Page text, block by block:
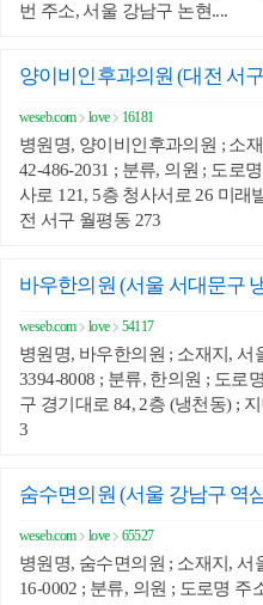
번 주소, 서울 강남구 논현....
양이비인후과의원 (대전 서
weseb.com love 16181
병원명, 양이비인후과의원 ; 소
42-486-2031 ; 분류, 의원 ; 도로
사로 121, 5층 청사서로 26 미래
전 서구 월평동 273
바우한의원 (서울 서대문구
weseb.com love 54117
병원명, 바우한의원 ; 소재지, 서
3394-8008 ; 분류, 한의원 ; 도로
구 경기대로 84, 2층 (냉천동) ;
3
숨수면의원 (서울 강남구 역
weseb.com love 65527
병원명, 숨수면의원 ; 소재지, 서
16-0002 ; 분류, 의원 ; 도로명 주